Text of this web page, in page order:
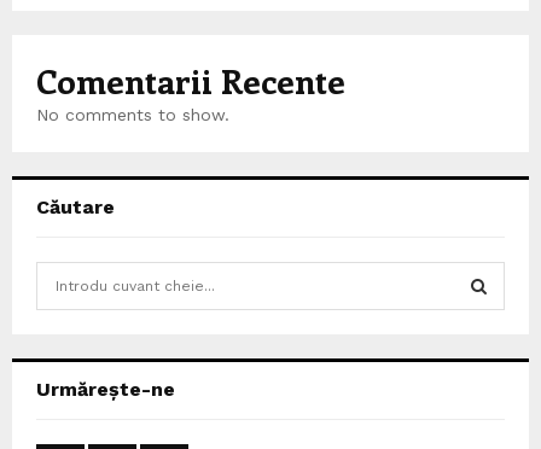
Comentarii Recente
No comments to show.
Căutare
h
Urmărește-ne